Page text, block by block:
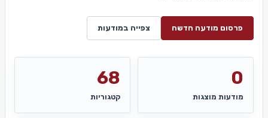
פרסום מודעה חדשה צפייה במודעות
0
מודעות מוצגות
68
קטגוריות